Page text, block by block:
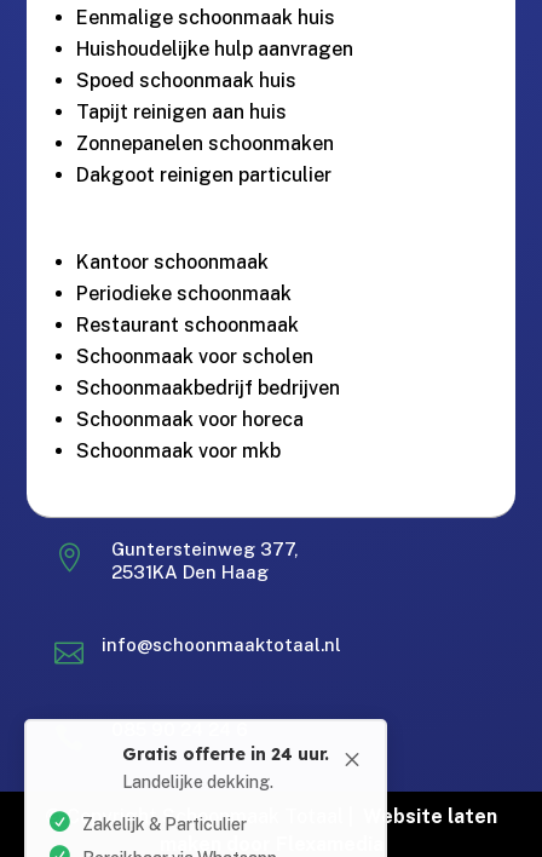
Eenmalige schoonmaak huis
Huishoudelijke hulp aanvragen
Spoed schoonmaak huis
Tapijt reinigen aan huis
Zonnepanelen schoonmaken
Dakgoot reinigen particulier
Kantoor schoonmaak
Periodieke schoonmaak
Restaurant schoonmaak
Schoonmaak voor scholen
Schoonmaakbedrijf bedrijven
Schoonmaak voor horeca
Schoonmaak voor mkb

Guntersteinweg 377,
2531KA Den Haag
 info@schoonmaaktotaal.nl
Gratis offerte in 24 uur.
Landelijke dekking.
Bereikbaar via Whatsapp
Gratis offerte in 24 uur
© Copyright Schoonmaak Totaal |
Website laten